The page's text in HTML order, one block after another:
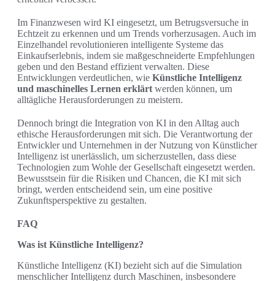
Im Finanzwesen wird KI eingesetzt, um Betrugsversuche in
Echtzeit zu erkennen und um Trends vorherzusagen. Auch im
Einzelhandel revolutionieren intelligente Systeme das
Einkaufserlebnis, indem sie maßgeschneiderte Empfehlungen
geben und den Bestand effizient verwalten. Diese
Entwicklungen verdeutlichen, wie Künstliche Intelligenz
und maschinelles Lernen erklärt werden können, um
alltägliche Herausforderungen zu meistern.
Dennoch bringt die Integration von KI in den Alltag auch
ethische Herausforderungen mit sich. Die Verantwortung der
Entwickler und Unternehmen in der Nutzung von Künstlicher
Intelligenz ist unerlässlich, um sicherzustellen, dass diese
Technologien zum Wohle der Gesellschaft eingesetzt werden.
Bewusstsein für die Risiken und Chancen, die KI mit sich
bringt, werden entscheidend sein, um eine positive
Zukunftsperspektive zu gestalten.
FAQ
Was ist Künstliche Intelligenz?
Künstliche Intelligenz (KI) bezieht sich auf die Simulation
menschlicher Intelligenz durch Maschinen, insbesondere